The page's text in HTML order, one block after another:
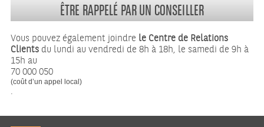
ÊTRE RAPPELÉ PAR UN CONSEILLER
Vous pouvez également joindre le Centre de Relations
Clients du lundi au vendredi de 8h à 18h, le samedi de 9h à
15h au
70 000 050
(coût d’un appel local)
.